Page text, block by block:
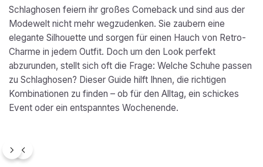
Schlaghosen feiern ihr großes Comeback und sind aus der
Modewelt nicht mehr wegzudenken. Sie zaubern eine
elegante Silhouette und sorgen für einen Hauch von Retro-
Charme in jedem Outfit. Doch um den Look perfekt
abzurunden, stellt sich oft die Frage: Welche Schuhe passen
zu Schlaghosen? Dieser Guide hilft Ihnen, die richtigen
Kombinationen zu finden – ob für den Alltag, ein schickes
Event oder ein entspanntes Wochenende.